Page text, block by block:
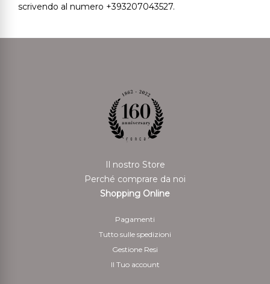
scrivendo al numero +393207043527.
Il nostro Store
Perché comprare da noi
Shopping Online
Pagamenti
Tutto sulle spedizioni
Gestione Resi
Il Tuo account